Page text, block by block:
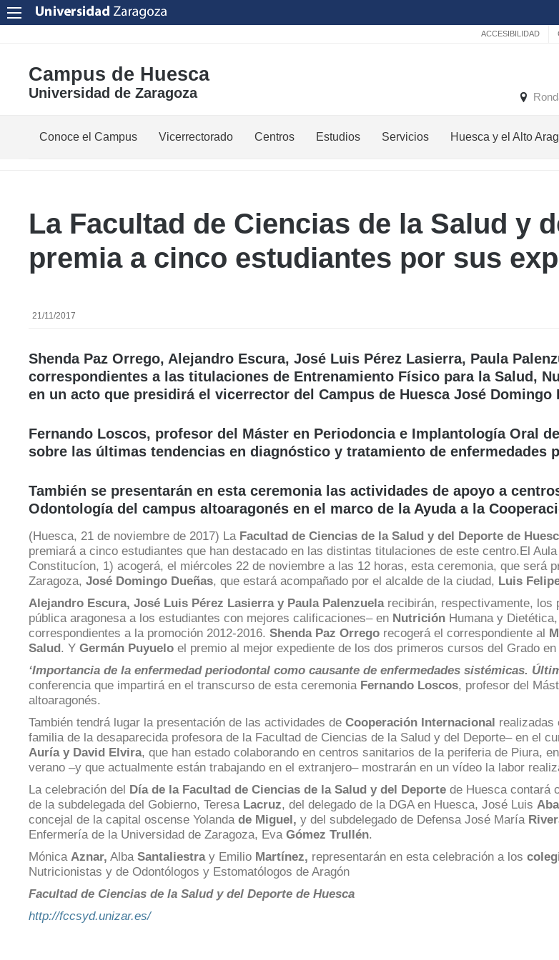
ACCESIBILIDAD
Campus de Huesca
Universidad de Zaragoza
Conoce el Campus
de
Gobierno
estamos
de
referencia/Normativa
Get
to
know
Vicerrectorado
el
Lenguas
Cursos
Universidad
de
la
el
Campus
Huesca
Servicios
Secretaría
Orientación
y
Empleo
Cultura,
Comunicación
Imagen
Actividades
Culturales
Comunicación
imagen
Actividades
instalaciones
deportivas
Informática
y
comunicaciones
Servicio
Mantenimiento
correo
interno
Unizar
Otros
servicios
en
el
Centros Estudios
Estudios
postgrado
Servicios Huesca y el Alto
Medios
de
Turismo
En
Aragón
Cultura
Servicios
jóvenes
La Facultad de Ciencias de la Salud y
premia a cinco estudiantes por sus
21/11/2017
Shenda Paz Orrego, Alejandro Escura, José Luis Pérez Lasierra, Paula
correspondientes a las titulaciones de Entrenamiento Físico para la Salud,
en un acto que presidirá el vicerrector del Campus de Huesca José Domingo
Fernando Loscos, profesor del Máster en Periodoncia e Implantología Oral
sobre las últimas tendencias en diagnóstico y tratamiento de enfermedades
También se presentarán en esta ceremonia las actividades de apoyo a
Odontología del campus altoaragonés en el marco de la Ayuda a la
(Huesca, 21 de noviembre de 2017) La Facultad de Ciencias de la Salud y del Deporte de
premiará a cinco estudiantes que han destacado en las distintas titulaciones de este centro.El
Constitucíon, 1) acogerá, el miércoles 22 de noviembre a las 12 horas, esta ceremonia, que será
Zaragoza, José Domingo Dueñas, que estará acompañado por el alcalde de la ciudad, Luis
Alejandro Escura, José Luis Pérez Lasierra y Paula Palenzuelarecibirán, respectivamente, los
pública aragonesa a los estudiantes con mejores calificaciones– en Nutrición Humana y Dietética,
correspondientes a la promoción 2012-2016. Shenda Paz Orrego recogerá el correspondiente al
Salud. Y Germán Puyuelo el premio al mejor expediente de los dos primeros cursos del Grado en
‘Importancia de la enfermedad periodontal como causante de enfermedades sistémicas.
conferencia que impartirá en el transcurso de esta ceremonia Fernando Loscos, profesor del
altoaragonés.
También tendrá lugar la presentación de las actividades de Cooperación Internacional realizadas
familia de la desaparecida profesora de la Facultad de Ciencias de la Salud y del Deporte– en el
Auría y David Elvira, que han estado colaborando en centros sanitarios de la periferia de Piura,
verano –y que actualmente están trabajando en el extranjero– mostrarán en un vídeo la labor
La celebración del Día de la Facultad de Ciencias de la Salud y del Deporte de Huesca contará
de la subdelegada del Gobierno, Teresa Lacruz, del delegado de la DGA en Huesca, José Luis
concejal de la capital oscense Yolanda de Miguel, y del subdelegado de Defensa José María
Enfermería de la Universidad de Zaragoza, Eva Gómez Trullén.
Mónica Aznar, Alba Santaliestray Emilio Martínez, representarán en esta celebración a los
Nutricionistas y de Odontólogos y Estomatólogos de Aragón
Facultad de Ciencias de la Salud y del Deporte de Huesca
http://fccsyd.unizar.es/